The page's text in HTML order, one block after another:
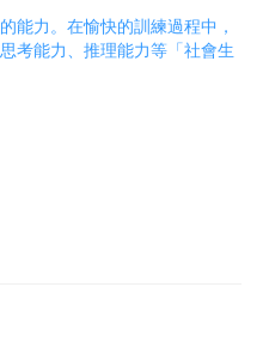
能力。在愉快的訓練過程中，
考能力、推理能力等「社會生